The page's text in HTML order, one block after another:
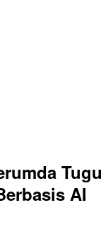
Tugu
AI